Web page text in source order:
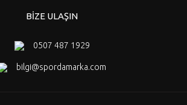
BİZE ULAŞIN
0507 487 1929
bilgi@spordamarka.com